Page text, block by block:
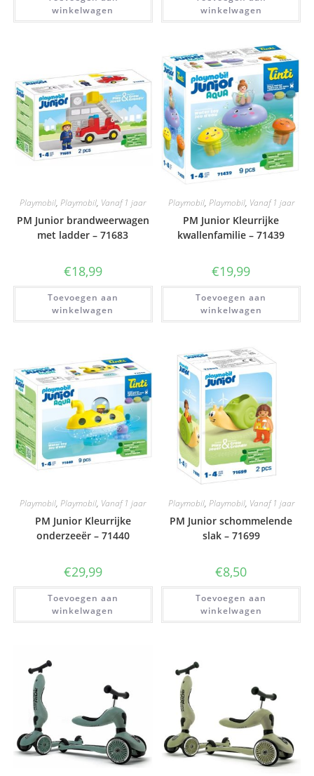
winkelwagen
winkelwagen
Playmobil,Playmobil, Vanaf 1 jaar
PM Junior brandweerwagen
met ladder – 71683
€18,99
Toevoegen aan
winkelwagen
Playmobil, Playmobil, Vanaf 1 jaar
PM Junior Kleurrijke
kwallenfamilie – 71439
€19,99
Toevoegen aan
winkelwagen
Playmobil,Playmobil, Vanaf 1 jaar
PM Junior Kleurrijke
onderzeeër – 71440
€29,99
Toevoegen aan
winkelwagen
Playmobil, Playmobil, Vanaf 1 jaar
PM Junior schommelende
slak – 71699
€8,50
Toevoegen aan
winkelwagen